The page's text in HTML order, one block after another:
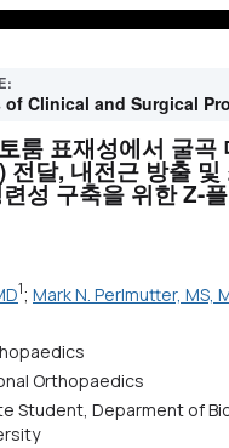
Clinical and Surgical
룸 표재성에서 굴곡
전달, 내전근 방출
성 구축을 위한 Z-
1; Mark N. Perlmutter, MS,
Orthopaedics
Student, Deparment of